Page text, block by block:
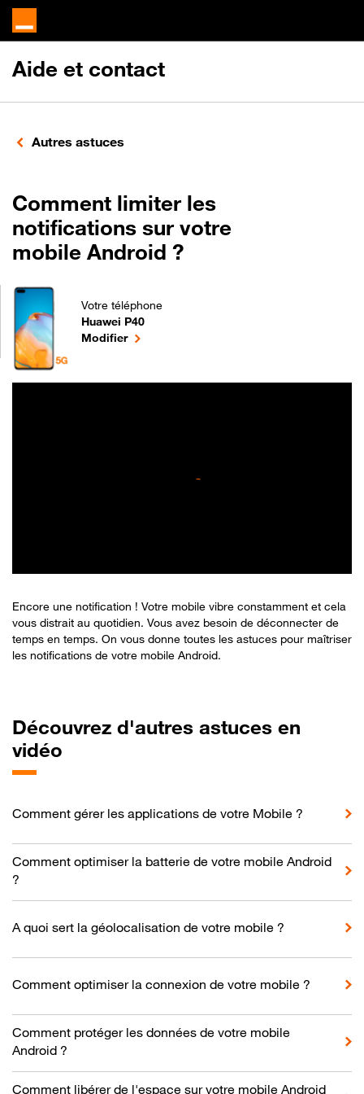
Aide et contact
Autres astuces
Comment limiter les
notifications sur votre
mobile Android ?
Votre téléphone
Huawei P40
Comment limiter les notifications sur votre mobile
Modifierle téléphone sélectionné
Encore une notification ! Votre mobile vibre constamment et cela
vous distrait au quotidien. Vous avez besoin de déconnecter de
temps en temps. On vous donne toutes les astuces pour maîtriser
les notifications de votre mobile Android.
Découvrez d'autres astuces en
vidéo
Comment gérer les applications de votre Mobile ?
Comment optimiser la batterie de votre mobile Android
?
A quoi sert la géolocalisation de votre mobile ?
Comment optimiser la connexion de votre mobile ?
Comment protéger les données de votre mobile
Android ?
Comment libérer de l'espace sur votre mobile Android